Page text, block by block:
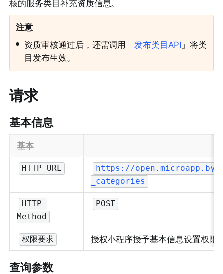
核的服务类目补充资质信息。
注意
• 资质审核通过后，还需调用「 发布类目API 」将类
目发布生效。
请求
基本信息
基本
HTTP URL
https://
_categories
HTTP
Method
POST
权限要求 授权小程序授予基本信息设置权限
查询参数